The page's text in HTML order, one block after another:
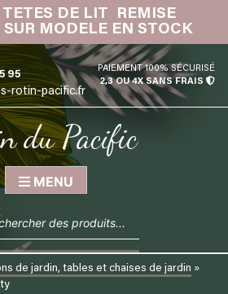
TETES DE LIT REMISE
SUR MODELE EN STOCK
95
rotin-pacific.fr
PAIEMENT 100% SÉCURISÉ
2,3 OU 4X SANS FRAIS
du Pacific
MENU
de jardin, tables et chaises de jardin »